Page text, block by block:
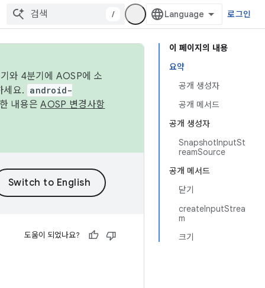
/ 로그인
이 페이지의 내용
요약
공개 생성자
공개 메서드
공개 생성자
SnapshotInputSt
reamSource
공개 메서드
닫기
createInputStrea
m
크기
와 4분기에 AOSP에 소
세요. android-
내용은AOSP 변경사항
도움이 되었나요?